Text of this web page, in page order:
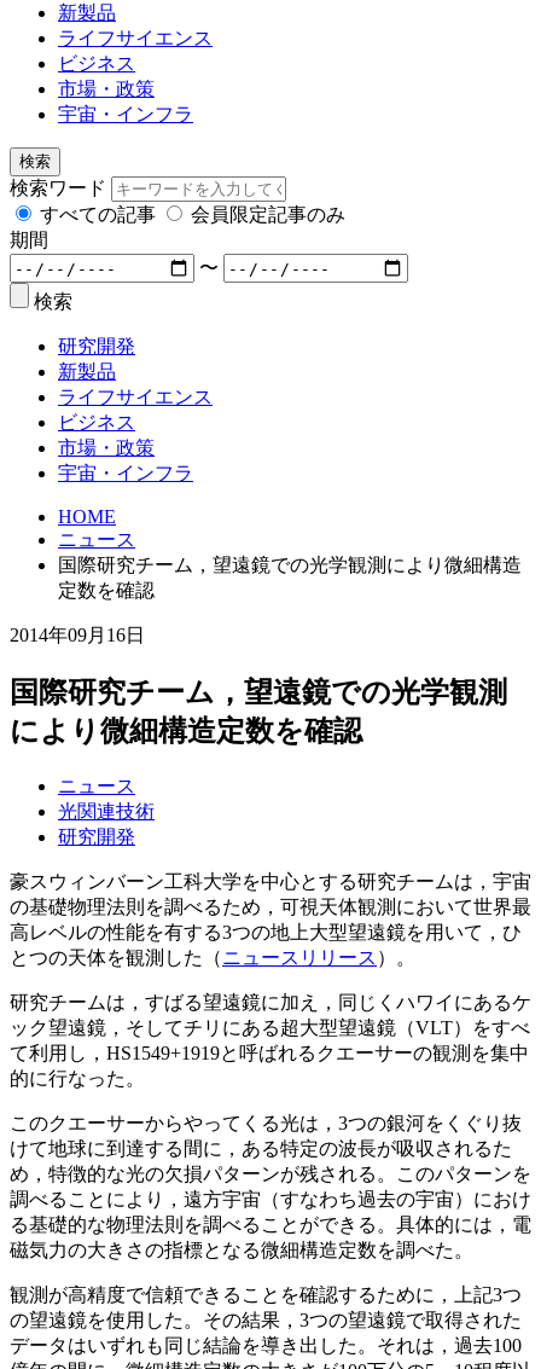
新製品
ライフサイエンス
ビジネス
市場・政策
宇宙・インフラ
検索
検索ワード
すべての記事
会員限定記事のみ
期間
〜
検索
研究開発
新製品
ライフサイエンス
ビジネス
市場・政策
宇宙・インフラ
HOME
ニュース
国際研究チーム，望遠鏡での光学観測により微細構造
定数を確認
2014年09月16日
国際研究チーム，望遠鏡での光学観測
により微細構造定数を確認
ニュース
光関連技術
研究開発
豪スウィンバーン工科大学を中心とする研究チームは，宇宙
の基礎物理法則を調べるため，可視天体観測において世界最
高レベルの性能を有する3つの地上大型望遠鏡を用いて，ひ
とつの天体を観測した（ニュースリリース ）。
研究チームは，すばる望遠鏡に加え，同じくハワイにあるケ
ック望遠鏡，そしてチリにある超大型望遠鏡（VLT）をすべ
て利用し，HS1549+1919と呼ばれるクエーサーの観測を集中
的に行なった。
このクエーサーからやってくる光は，3つの銀河をくぐり抜
けて地球に到達する間に，ある特定の波長が吸収されるた
め，特徴的な光の欠損パターンが残される。このパターンを
調べることにより，遠方宇宙（すなわち過去の宇宙）におけ
る基礎的な物理法則を調べることができる。具体的には，電
磁気力の大きさの指標となる微細構造定数を調べた。
観測が高精度で信頼できることを確認するために，上記3つ
の望遠鏡を使用した。その結果，3つの望遠鏡で取得された
データはいずれも同じ結論を導き出した。それは，過去100